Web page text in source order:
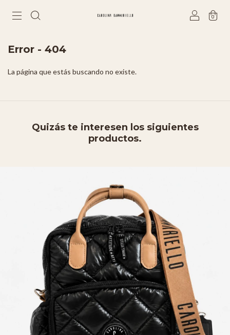
0
Error - 404
La página que estás buscando no existe.
Quizás te interesen los siguientes
productos.